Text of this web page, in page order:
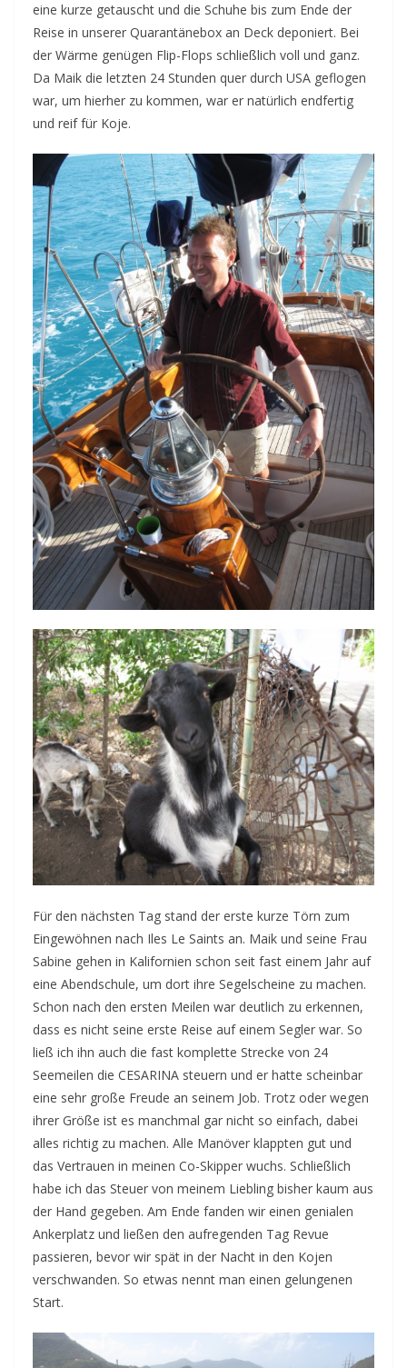
eine kurze getauscht und die Schuhe bis zum Ende der
Reise in unserer Quarantänebox an Deck deponiert. Bei
der Wärme genügen Flip-Flops schließlich voll und ganz.
Da Maik die letzten 24 Stunden quer durch USA geflogen
war, um hierher zu kommen, war er natürlich endfertig
und reif für Koje.
Für den nächsten Tag stand der erste kurze Törn zum
Eingewöhnen nach Iles Le Saints an. Maik und seine Frau
Sabine gehen in Kalifornien schon seit fast einem Jahr auf
eine Abendschule, um dort ihre Segelscheine zu machen.
Schon nach den ersten Meilen war deutlich zu erkennen,
dass es nicht seine erste Reise auf einem Segler war. So
ließ ich ihn auch die fast komplette Strecke von 24
Seemeilen die CESARINA steuern und er hatte scheinbar
eine sehr große Freude an seinem Job. Trotz oder wegen
ihrer Größe ist es manchmal gar nicht so einfach, dabei
alles richtig zu machen. Alle Manöver klappten gut und
das Vertrauen in meinen Co-Skipper wuchs. Schließlich
habe ich das Steuer von meinem Liebling bisher kaum aus
der Hand gegeben. Am Ende fanden wir einen genialen
Ankerplatz und ließen den aufregenden Tag Revue
passieren, bevor wir spät in der Nacht in den Kojen
verschwanden. So etwas nennt man einen gelungenen
Start.